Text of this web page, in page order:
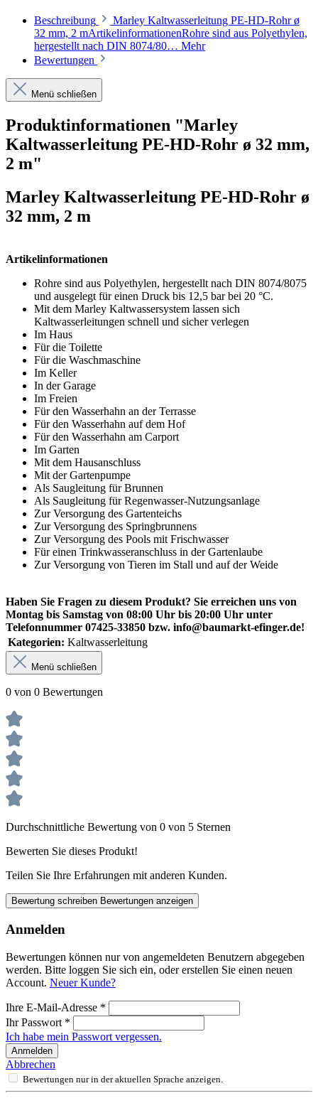
Beschreibung
Marley Kaltwasserleitung PE-HD-Rohr ø
32 mm, 2 mArtikelinformationenRohre sind aus Polyethylen,
hergestellt nach DIN 8074/80… Mehr
Bewertungen
Menü schließen
Produktinformationen "Marley
Kaltwasserleitung PE-HD-Rohr ø 32 mm,
2 m"
Marley Kaltwasserleitung PE-HD-Rohr ø
32 mm, 2 m
Artikelinformationen
Rohre sind aus Polyethylen, hergestellt nach DIN 8074/8075
und ausgelegt für einen Druck bis 12,5 bar bei 20 °C.
Mit dem Marley Kaltwassersystem lassen sich
Kaltwasserleitungen schnell und sicher verlegen
Im Haus
Für die Toilette
Für die Waschmaschine
Im Keller
In der Garage
Im Freien
Für den Wasserhahn an der Terrasse
Für den Wasserhahn auf dem Hof
Für den Wasserhahn am Carport
Im Garten
Mit dem Hausanschluss
Mit der Gartenpumpe
Als Saugleitung für Brunnen
Als Saugleitung für Regenwasser-Nutzungsanlage
Zur Versorgung des Gartenteichs
Zur Versorgung des Springbrunnens
Zur Versorgung des Pools mit Frischwasser
Für einen Trinkwasseranschluss in der Gartenlaube
Zur Versorgung von Tieren im Stall und auf der Weide
Haben Sie Fragen zu diesem Produkt? Sie erreichen uns von
Montag bis Samstag von 08:00 Uhr bis 20:00 Uhr unter
Telefonnummer 07425-33850 bzw. info@baumarkt-efinger.de!
Kategorien: Kaltwasserleitung
Menü schließen
0 von 0 Bewertungen
Durchschnittliche Bewertung von 0 von 5 Sternen
Bewerten Sie dieses Produkt!
Teilen Sie Ihre Erfahrungen mit anderen Kunden.
Bewertung schreiben Bewertungen anzeigen
Anmelden
Bewertungen können nur von angemeldeten Benutzern abgegeben
werden. Bitte loggen Sie sich ein, oder erstellen Sie einen neuen
Account. Neuer Kunde?
Ihre E-Mail-Adresse *
Ihr Passwort *
Ich habe mein Passwort vergessen.
Anmelden
Abbrechen
Bewertungen nur in der aktuellen Sprache anzeigen.